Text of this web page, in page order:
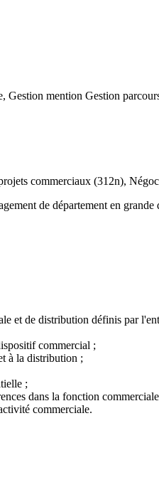
mention Gestion
commerciaux (312n),
de département en
et de distribution définis par
commercial ;
à la distribution ;
;
dans la fonction
commerciale.